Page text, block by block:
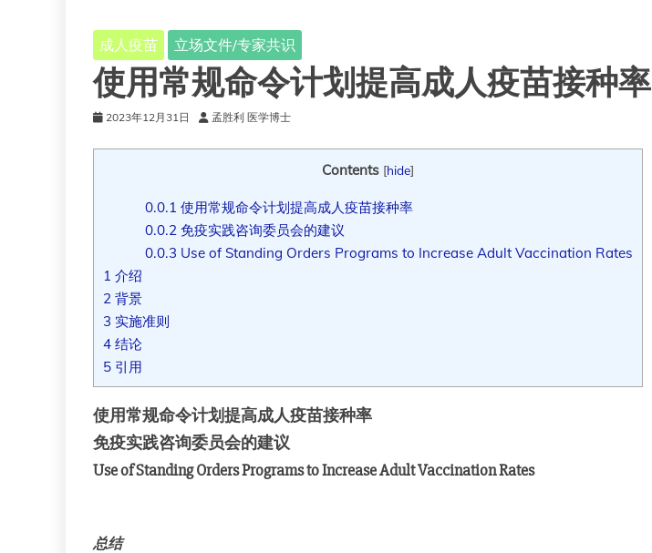
成人疫苗 立场文件/专家共识
使用常规命令计划提高成人疫苗接种率
2023年12月31日 孟胜利 医学博士
Contents [hide]
0.0.1 使用常规命令计划提高成人疫苗接种率
0.0.2 免疫实践咨询委员会的建议
0.0.3 Use of Standing Orders Programs to Increase Adult Vaccination Rates
1 介绍
2 背景
3 实施准则
4 结论
5 引用
使用常规命令计划提高成人疫苗接种率
免疫实践咨询委员会的建议
Use of Standing Orders Programs to Increase Adult Vaccination Rates
总结